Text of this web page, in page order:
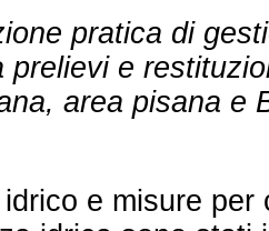
pratica di
prelievi e
area pisana e
e misure